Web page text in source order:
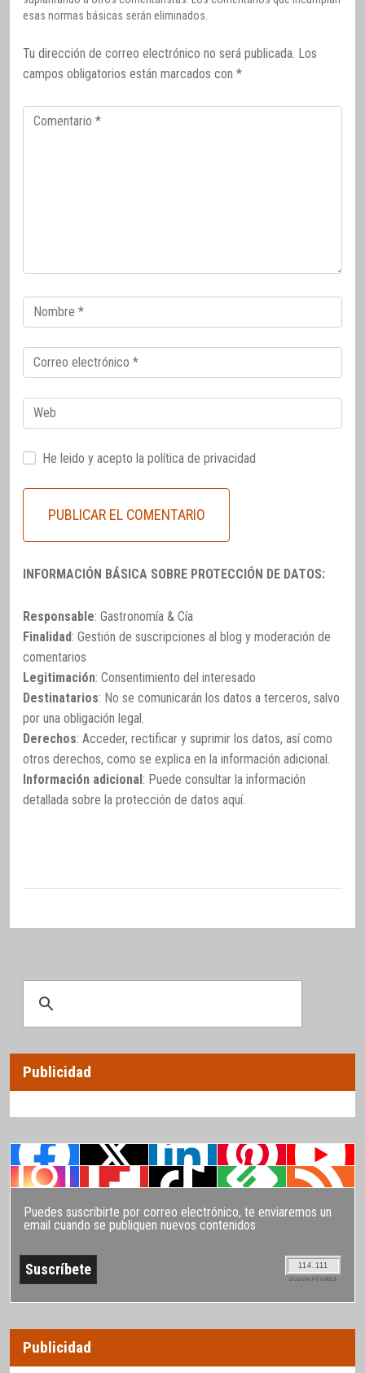
esas normas básicas serán eliminados.
Tu dirección de correo electrónico no será publicada. Los
campos obligatorios están marcados con *
Comentario
Correo
electrónico
Correo
electrónico
Web
He leido y acepto la política de privacidad
INFORMACIÓN BÁSICA SOBRE PROTECCIÓN DE DATOS:
Responsable: Gastronomía & Cía
Finalidad: Gestión de suscripciones al blog y moderación de
comentarios
Legitimación: Consentimiento del interesado
Destinatarios: No se comunicarán los datos a terceros, salvo
por una obligación legal.
Derechos: Acceder, rectificar y suprimir los datos, así como
otros derechos, como se explica en la información adicional.
Información adicional : Puede consultar la información
detallada sobre la protección de datos aquí.
Publicidad
Puedes suscribirte por correo electrónico, te enviaremos un
email cuando se publiquen nuevos contenidos
114.111
SUSCRIPTORES
Publicidad